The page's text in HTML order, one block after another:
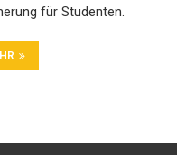
für Studenten.